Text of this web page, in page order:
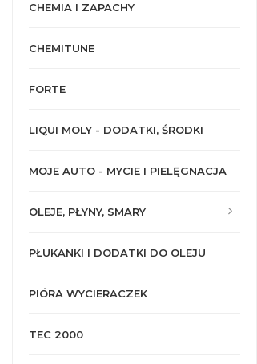
CHEMIA I ZAPACHY
CHEMITUNE
FORTE
LIQUI MOLY - DODATKI, ŚRODKI
MOJE AUTO - MYCIE I PIELĘGNACJA
OLEJE, PŁYNY, SMARY
PŁUKANKI I DODATKI DO OLEJU
PIÓRA WYCIERACZEK
TEC 2000